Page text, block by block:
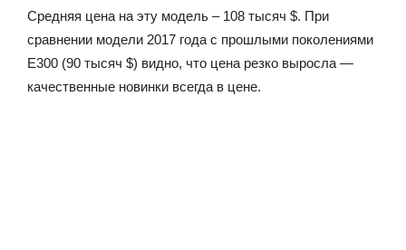
Средняя цена на эту модель – 108 тысяч $. При
сравнении модели 2017 года с прошлыми поколениями
Е300 (90 тысяч $) видно, что цена резко выросла —
качественные новинки всегда в цене.